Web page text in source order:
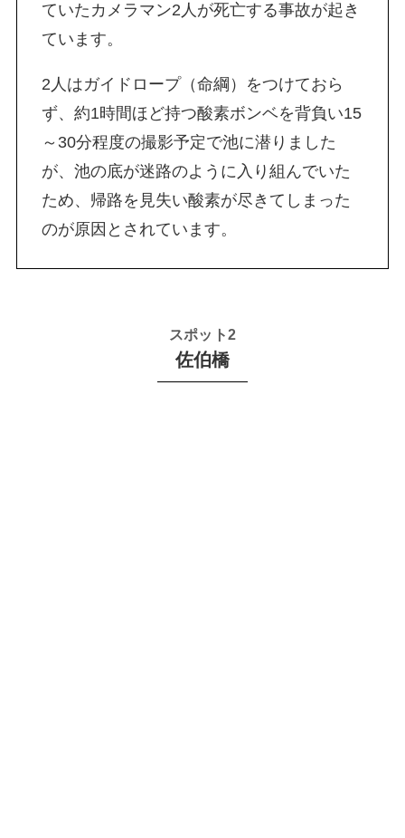
ていたカメラマン2人が死亡する事故が起き
ています。
2人はガイドロープ（命綱）をつけておら
ず、約1時間ほど持つ酸素ボンベを背負い15
～30分程度の撮影予定で池に潜りました
が、池の底が迷路のように入り組んでいた
ため、帰路を見失い酸素が尽きてしまった
のが原因とされています。
スポット2
佐伯橋